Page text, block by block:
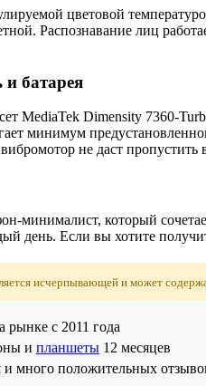
цветовой
Распознавание лиц
и батарея
MediaTek Dimensity 7360-
минимум
не даст пропустить
минималист, который
день. Если вы хотите
исчерпывающей и может
рынке с 2011 года
и планшеты 12 месяцев
и много положительных